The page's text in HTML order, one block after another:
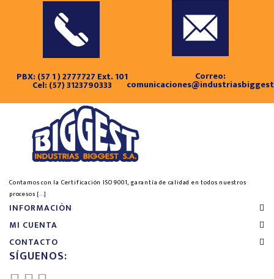
PBX: (57 1 ) 2777727 Ext. 101
Cel: (57) 3123790333
Correo:
Contamos con la Certificación ISO 9001, garantía de calidad en todos nuestros
procesos [...]
INFORMACIÓN
MI CUENTA
CONTACTO
SÍGUENOS: